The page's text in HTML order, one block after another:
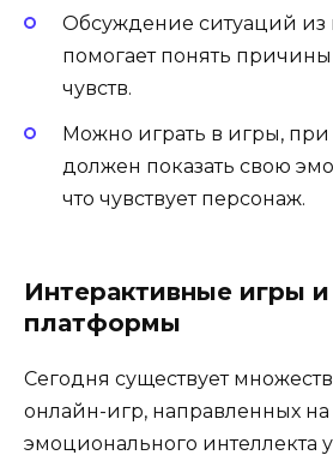
Обсуждение ситуаций из
помогает понять
чувств.
Можно играть в игры, при
должен показать свою
что чувствует персонаж.
Интерактивные игры
платформы
Сегодня существует
онлайн-игр, направленных на
эмоционального интеллекта